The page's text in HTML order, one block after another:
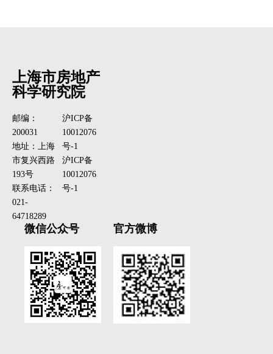
上海市房地产
科学研究院
邮编：
200031
地址：上海
市复兴西路
193号
联系电话：
021-
64718289
沪ICP备
10012076
号-1
沪ICP备
10012076
号-1
微信公众号 官方微博